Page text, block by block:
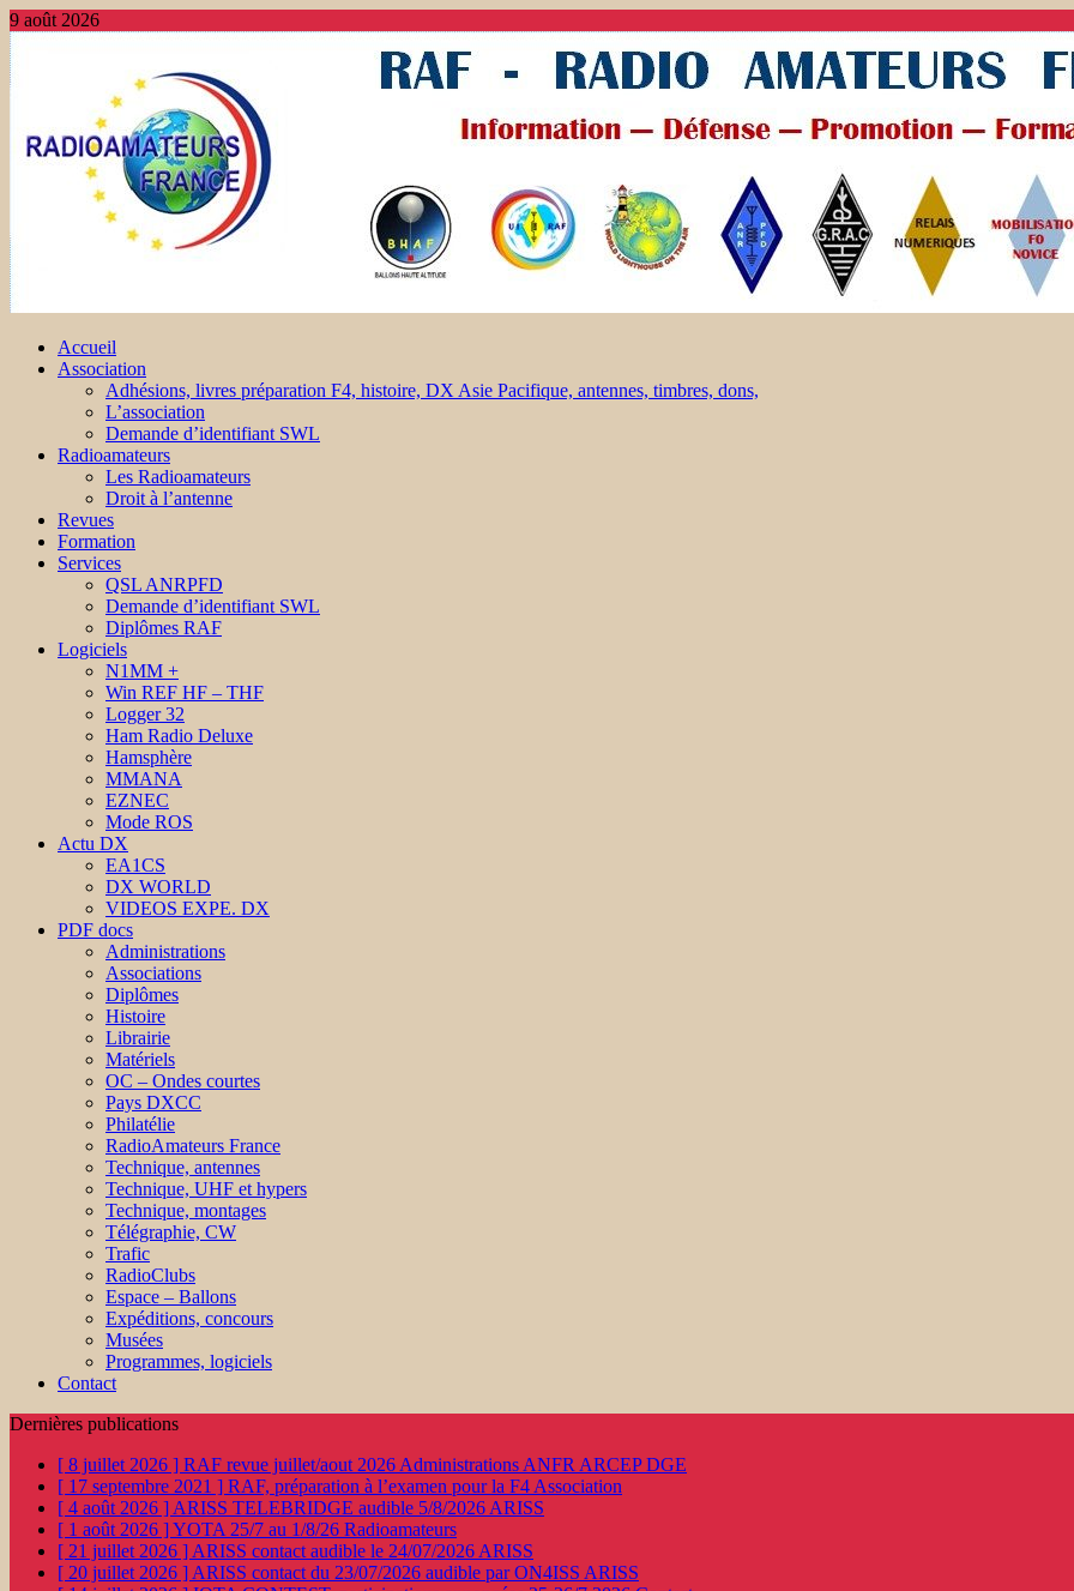
9 août 2026
Accueil
Association
Adhésions, livres préparation F4, histoire, DX Asie Pacifique, antennes, timbres, dons,
L’association
Demande d’identifiant SWL
Radioamateurs
Les Radioamateurs
Droit à l’antenne
Revues
Formation
Services
QSL ANRPFD
Demande d’identifiant SWL
Diplômes RAF
Logiciels
N1MM +
Win REF HF – THF
Logger 32
Ham Radio Deluxe
Hamsphère
MMANA
EZNEC
Mode ROS
Actu DX
EA1CS
DX WORLD
VIDEOS EXPE. DX
PDF docs
Administrations
Associations
Diplômes
Histoire
Librairie
Matériels
OC – Ondes courtes
Pays DXCC
Philatélie
RadioAmateurs France
Technique, antennes
Technique, UHF et hypers
Technique, montages
Télégraphie, CW
Trafic
RadioClubs
Espace – Ballons
Expéditions, concours
Musées
Programmes, logiciels
Contact
Dernières publications
[ 8 juillet 2026 ] RAF revue juillet/aout 2026 Administrations ANFR ARCEP DGE
[ 17 septembre 2021 ] RAF, préparation à l’examen pour la F4 Association
[ 4 août 2026 ] ARISS TELEBRIDGE audible 5/8/2026 ARISS
[ 1 août 2026 ]YOTA 25/7 au 1/8/26 Radioamateurs
[ 21 juillet 2026 ] ARISS contact audible le 24/07/2026 ARISS
[ 20 juillet 2026 ] ARISS contact du 23/07/2026 audible par ON4ISS ARISS